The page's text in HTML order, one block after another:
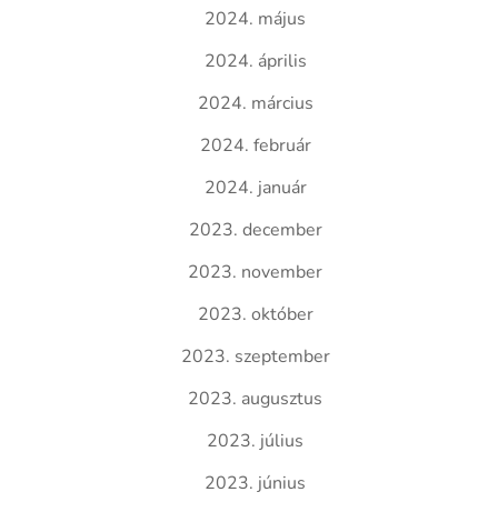
2024. május
2024. április
2024. március
2024. február
2024. január
2023. december
2023. november
2023. október
2023. szeptember
2023. augusztus
2023. július
2023. június